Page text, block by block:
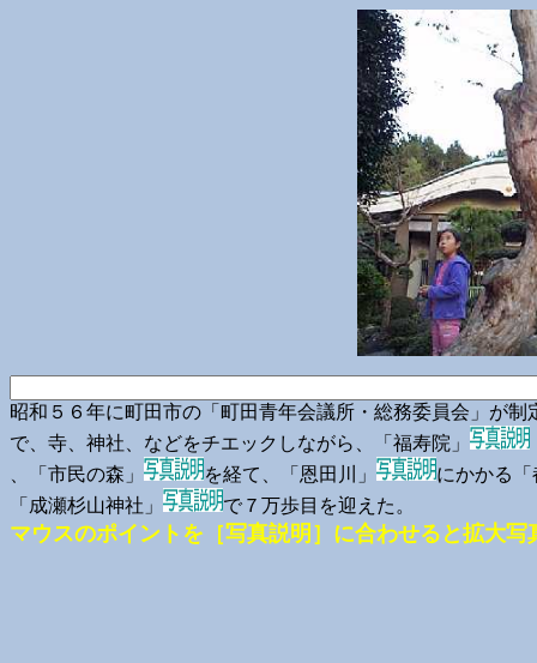
昭和５６年に町田市の「町田青年会議所・総務委員会」が
で、寺、神社、などをチエックしながら、「福寿院」
、「市民の森」
を経て、「恩田川」
にかかる「
「成瀬杉山神社」
で７万歩目を迎えた。
マウスのポイントを［写真説明］に合わせると拡大写